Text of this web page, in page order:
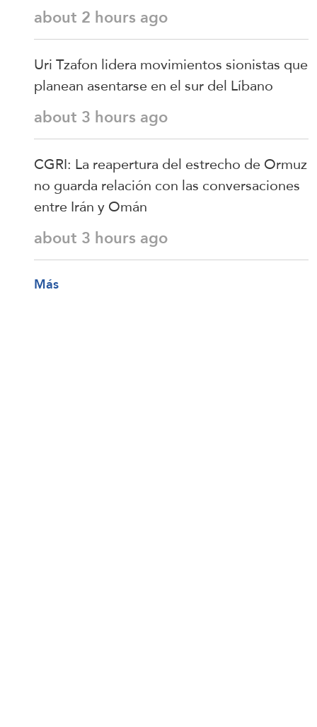
about 2 hours ago
Uri Tzafon lidera movimientos sionistas que
planean asentarse en el sur del Líbano
about 3 hours ago
CGRI: La reapertura del estrecho de Ormuz
no guarda relación con las conversaciones
entre Irán y Omán
about 3 hours ago
Más